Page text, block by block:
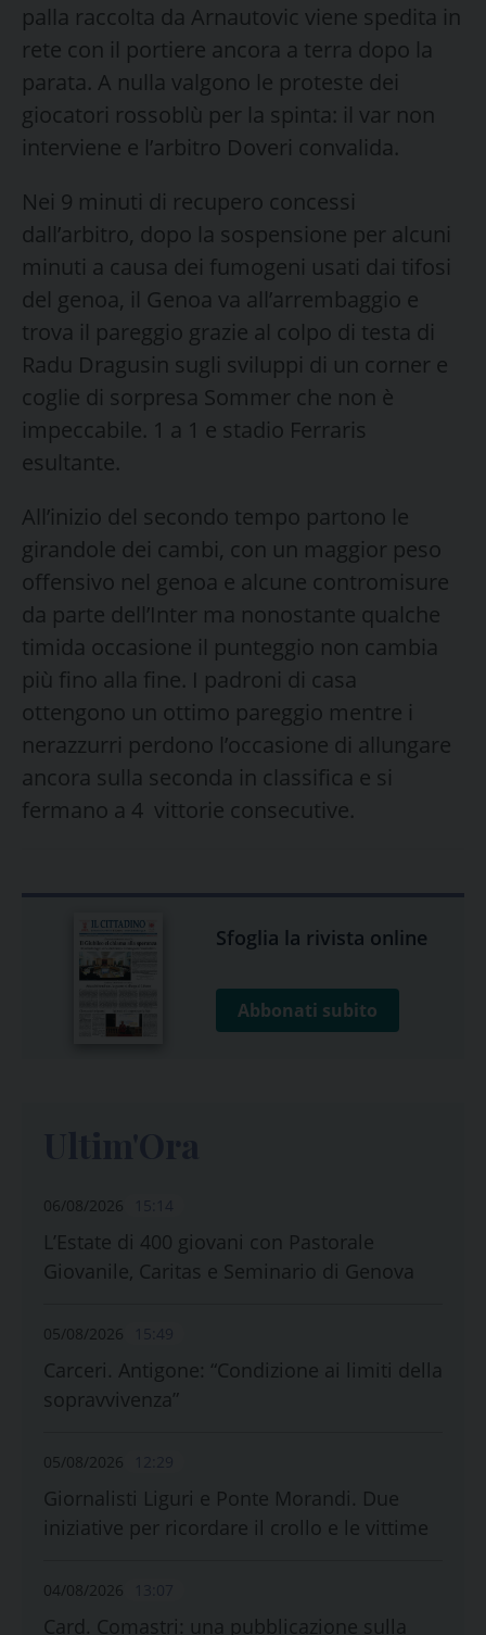
palla raccolta da Arnautovic viene spedita in
rete con il portiere ancora a terra dopo la
parata. A nulla valgono le proteste dei
giocatori rossoblù per la spinta: il var non
interviene e l’arbitro Doveri convalida.
Nei 9 minuti di recupero concessi
dall’arbitro, dopo la sospensione per alcuni
minuti a causa dei fumogeni usati dai tifosi
del genoa, il Genoa va all’arrembaggio e
trova il pareggio grazie al colpo di testa di
Radu Dragusin sugli sviluppi di un corner e
coglie di sorpresa Sommer che non è
impeccabile. 1 a 1 e stadio Ferraris
esultante.
All’inizio del secondo tempo partono le
girandole dei cambi, con un maggior peso
offensivo nel genoa e alcune contromisure
da parte dell’Inter ma nonostante qualche
timida occasione il punteggio non cambia
più fino alla fine. I padroni di casa
ottengono un ottimo pareggio mentre i
nerazzurri perdono l’occasione di allungare
ancora sulla seconda in classifica e si
fermano a 4 vittorie consecutive.
Sfoglia la rivista online
Abbonati subito
06/08/2026
L’Estate di 400 giovani con Pastorale
Giovanile, Caritas e Seminario di Genova
05/08/2026
Carceri. Antigone: “Condizione ai limiti della
sopravvivenza”
05/08/2026
Giornalisti Liguri e Ponte Morandi. Due
iniziative per ricordare il crollo e le vittime
04/08/2026
Card. Comastri: una pubblicazione sulla